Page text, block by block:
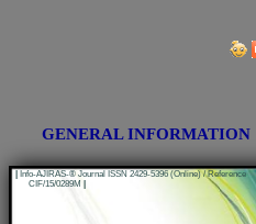
GENERAL INFORMATION
Info-AJIRAS-® Journal ISSN 2429-5396 (Online) / Reference
CIF/15/0289M